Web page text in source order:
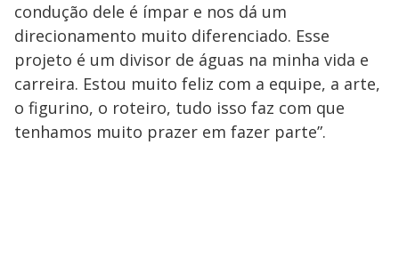
condução dele é ímpar e nos dá um
direcionamento muito diferenciado. Esse
projeto é um divisor de águas na minha vida e
carreira. Estou muito feliz com a equipe, a arte,
o figurino, o roteiro, tudo isso faz com que
tenhamos muito prazer em fazer parte”.